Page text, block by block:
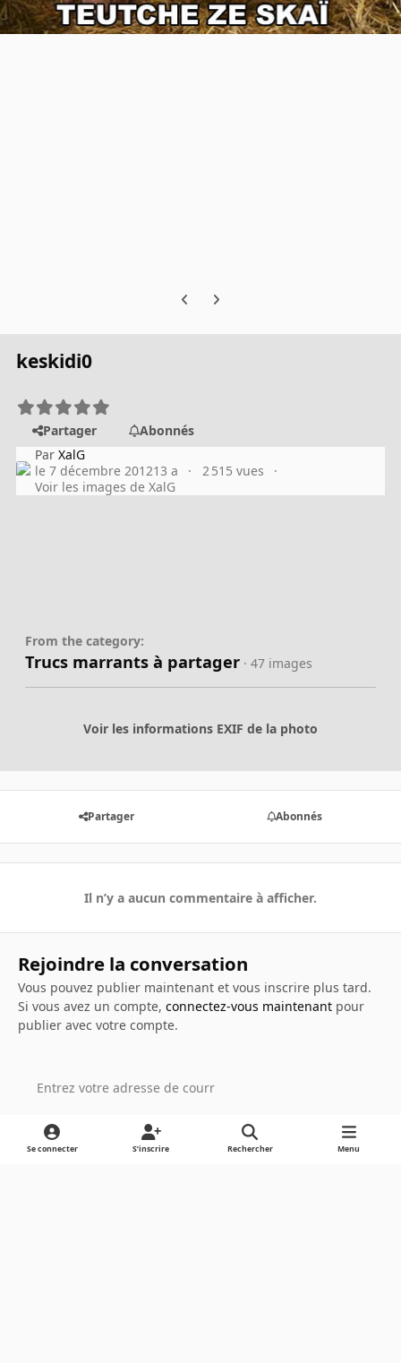
Previous carousel slide
Next carousel slide
keskidi0
Partager
Abonnés
ParXalG
le 7 décembre 201213 a
2 515 vues
Voir les images de XalG
From the category:
Trucs marrants à partager · 47 images
Voir les informations EXIF de la photo
Partager Abonnés
Il n’y a aucun commentaire à afficher.
Rejoindre la conversation
Vous pouvez publier maintenant et vous inscrire plus tard.
Si vous avez un compte, connectez-vous maintenantpour
publier avec votre compte.
Ajouter un commentaire…
Se connecter S’inscrire Rechercher Menu